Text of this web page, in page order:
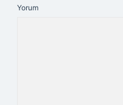
Yorum